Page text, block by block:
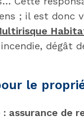
; il est donc
dégât
le
assurance de